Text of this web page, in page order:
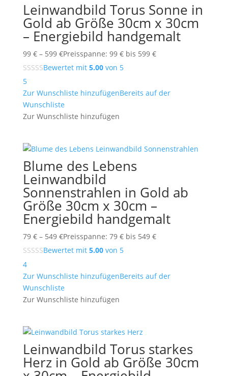
Leinwandbild Torus Sonne in
Gold ab Größe 30cm x 30cm
– Energiebild handgemalt
99 € – 599 €Preisspanne: 99 € bis 599 €
Bewertet mit 5.00von 5
5
Zur Wunschliste hinzufügenBereits auf der
Wunschliste
Zur Wunschliste hinzufügen
Blume des Lebens
Leinwandbild
Sonnenstrahlen in Gold ab
Größe 30cm x 30cm –
Energiebild handgemalt
79 € – 549 €Preisspanne: 79 € bis 549 €
Bewertet mit 5.00von 5
4
Zur Wunschliste hinzufügenBereits auf der
Wunschliste
Zur Wunschliste hinzufügen
Leinwandbild Torus starkes
Herz in Gold ab Größe 30cm